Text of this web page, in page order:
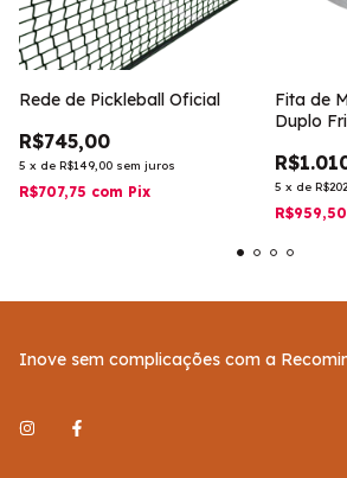
Rede de Pickleball Oficial
R$745,00
5 x de R$149,00 sem juros
R$707,75 com Pix
Fita de
Duplo
5 x de
R$959,50
Inove sem complicações com a